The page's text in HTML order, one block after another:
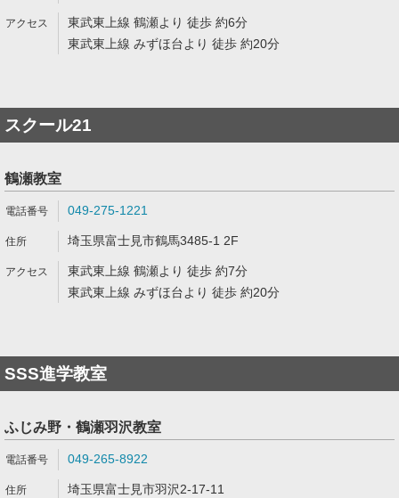
東武東上線 鶴瀬より 徒歩 約6分
東武東上線 みずほ台より 徒歩 約20分
スクール21
鶴瀬教室
049-275-1221
埼玉県富士見市鶴馬3485-1 2F
東武東上線 鶴瀬より 徒歩 約7分
東武東上線 みずほ台より 徒歩 約20分
SSS進学教室
ふじみ野・鶴瀬羽沢教室
049‐265‐8922
埼玉県富士見市羽沢2-17-11